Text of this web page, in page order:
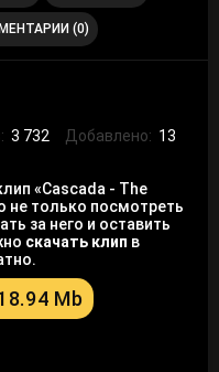
(0)
3 732 Добавлено: 13
«Cascada - The
не только посмотреть
за него и оставить
скачать клип в
Mb